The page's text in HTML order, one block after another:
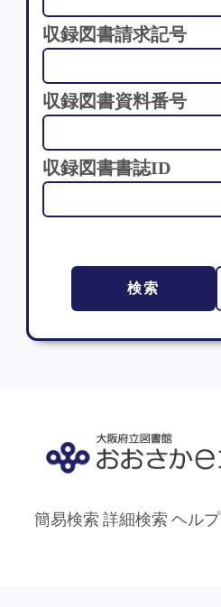
収録図書請求記号
収録図書資料番号
収録図書書誌ID
検索
簡易検索 詳細検索 ヘルプ